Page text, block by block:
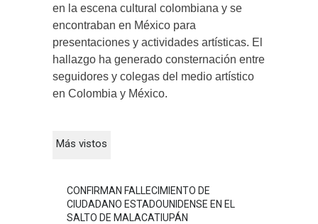
en la escena cultural colombiana y se
encontraban en México para
presentaciones y actividades artísticas. El
hallazgo ha generado consternación entre
seguidores y colegas del medio artístico
en Colombia y México.
Más vistos
CONFIRMAN FALLECIMIENTO DE
CIUDADANO ESTADOUNIDENSE EN EL
SALTO DE MALACATIUPÁN